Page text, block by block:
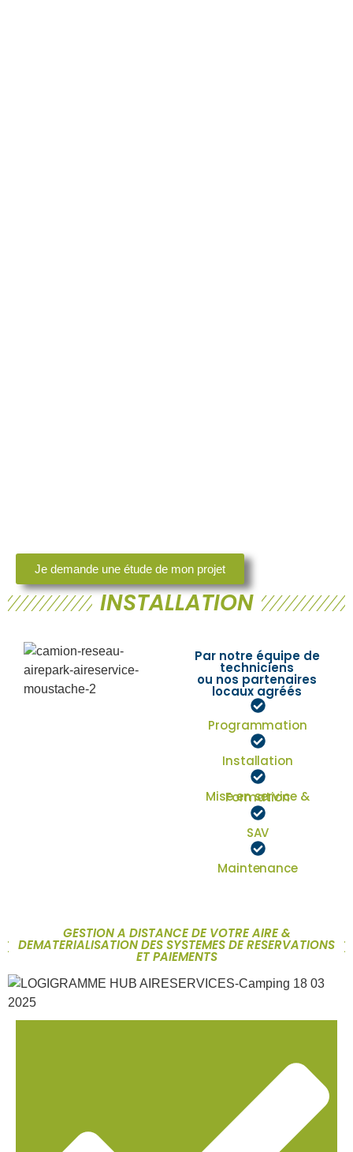
Je demande une étude de mon projet
INSTALLATION
Par notre équipe de
techniciens
ou nos partenaires
locaux agréés
Programmation
Installation
Mise en service & Formation
SAV
Maintenance
GESTION A DISTANCE DE VOTRE AIRE &
DEMATERIALISATION DES SYSTEMES DE RESERVATIONS
ET PAIEMENTS